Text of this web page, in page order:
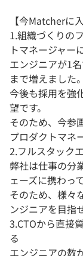
【今Matcherに
1.組織づくりの
トマネージャー
エンジニアが1
まで増えました。
今後も採用を強
望です。
そのため、今参
プロダクトマネ
2.フルスタック
弊社は仕事の分
ェーズに携わっ
そのため、様々
ンジニアを目指
3.CTOから直接
る
エンジニアの数